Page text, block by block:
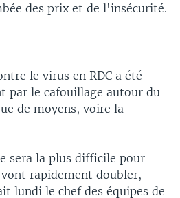
des prix et de l'insécurité.
le virus en RDC a été
par le cafouillage autour du
de moyens, voire la
sera la plus difficile pour
rapidement doubler,
lundi le chef des équipes de